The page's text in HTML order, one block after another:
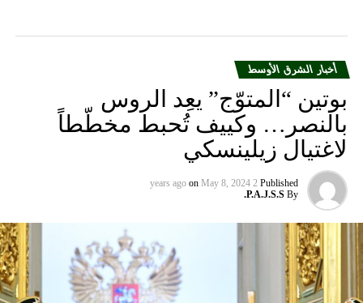
أخبار الشرق الأوسط
بوتين “المتوّج” يعِد الروس
بالنصر… وكييف تُحبط مخطّطاً
لاغتيال زيلينسكي
Published
2 years ago
on May 8, 2024
By
P.A.J.S.S.